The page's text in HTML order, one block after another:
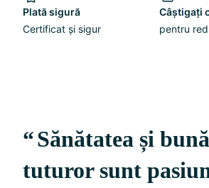
Plată sigură
Certificat și sigur
Câștigați
pentru
Sănătatea și
tuturor sunt